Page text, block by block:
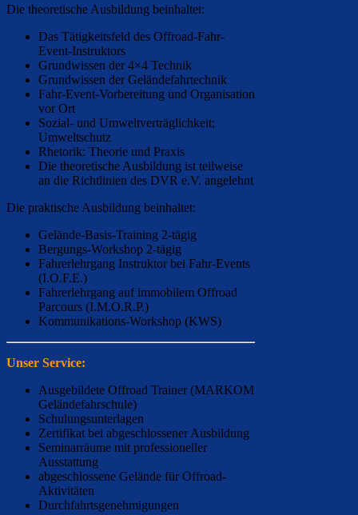
Die theoretische Ausbildung beinhaltet:
Das Tätigkeitsfeld des Offroad-Fahr-
Event-Instruktors
Grundwissen der 4×4 Technik
Grundwissen der Geländefahrtechnik
Fahr-Event-Vorbereitung und Organisation
vor Ort
Sozial- und Umweltverträglichkeit;
Umweltschutz
Rhetorik: Theorie und Praxis
Die theoretische Ausbildung ist teilweise
an die Richtlinien des DVR e.V. angelehnt
Die praktische Ausbildung beinhaltet:
Gelände-Basis-Training 2-tägig
Bergungs-Workshop 2-tägig
Fahrerlehrgang Instruktor bei Fahr-Events
(I.O.F.E.)
Fahrerlehrgang auf immobilem Offroad
Parcours (I.M.O.R.P.)
Kommunikations-Workshop (KWS)
Unser Service:
Ausgebildete Offroad Trainer (MARKOM
Geländefahrschule)
Schulungsunterlagen
Zertifikat bei abgeschlossener Ausbildung
Seminarräume mit professioneller
Ausstattung
abgeschlossene Gelände für Offroad-
Aktivitäten
Durchfahrtsgenehmigungen